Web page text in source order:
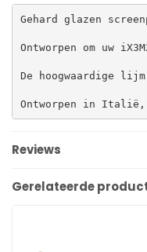
Gehard glazen
Ontworpen om uw
De hoogwaardige
Ontworpen in Italië,
Reviews
Gerelateerde